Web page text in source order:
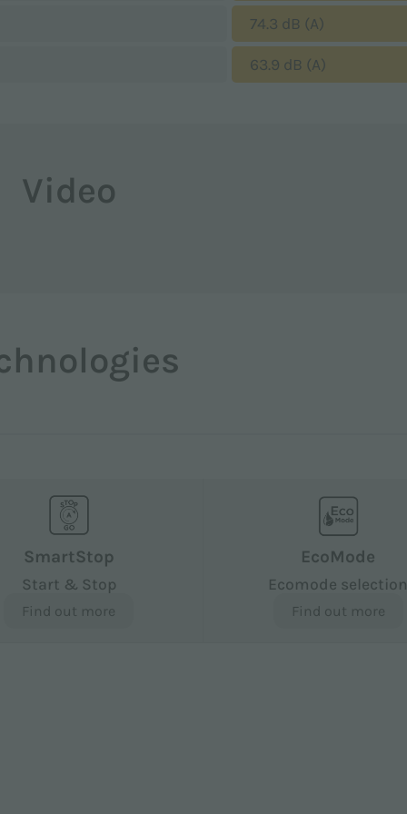
74.3 dB (A)
63.9 dB (A)
Video
SmartStop
Start & Stop
Find out more
EcoMode
Ecomode
Find out more